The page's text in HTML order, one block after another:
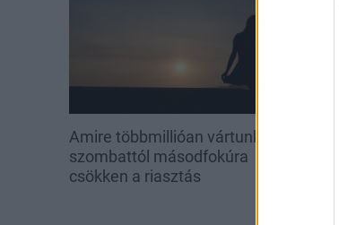
Amire többmillióan vártunk:
szombattól másodfokúra
csökken a riasztás